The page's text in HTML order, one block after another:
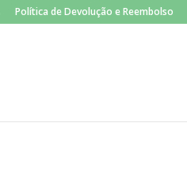
Política de Devolução e Reembolso